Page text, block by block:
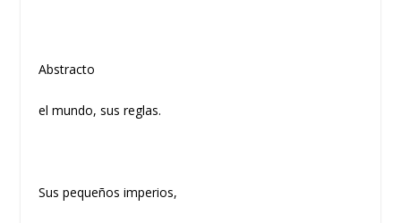
Abstracto
el mundo, sus reglas.
Sus pequeños imperios,